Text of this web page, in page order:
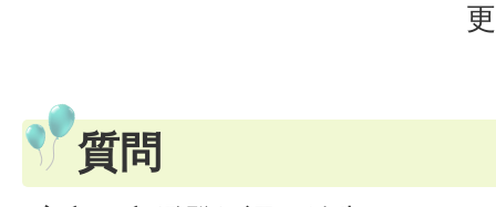
質問